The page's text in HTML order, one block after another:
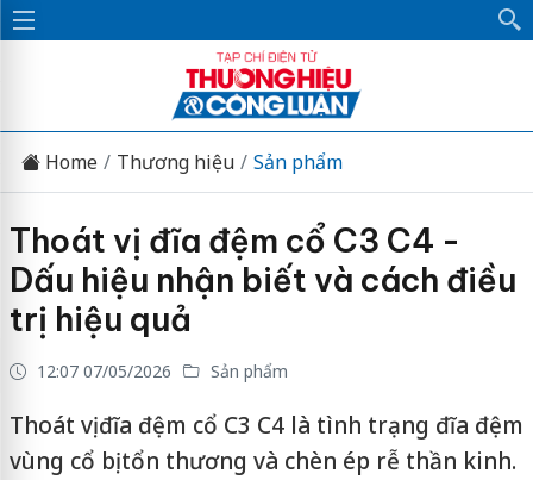
Home Thương hiệu Sản phẩm
Thoát vị đĩa đệm cổ C3 C4 -
Dấu hiệu nhận biết và cách điều
trị hiệu quả
12:07 07/05/2026 Sản phẩm
Thoát vị đĩa đệm cổ C3 C4 là tình trạng đĩa đệm
vùng cổ bị tổn thương và chèn ép rễ thần kinh.